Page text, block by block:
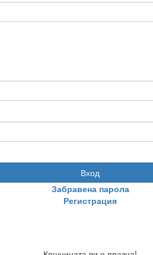
Вход
Забравена парола
Регистрация